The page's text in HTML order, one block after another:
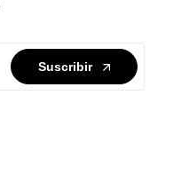
Suscribir